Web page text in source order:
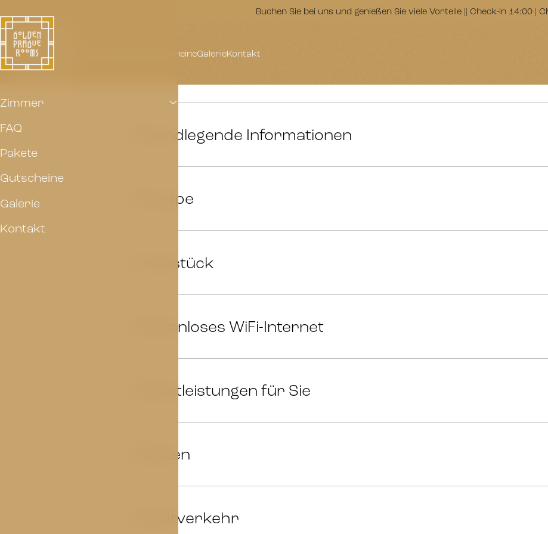
Buchen Sie bei uns und genießen Sie viele Vorteile || Check-in 14:00 |
GutscheineGalerieKontakt
Zimmer
FAQ
Pakete
Gutscheine
Galerie
Kontakt
Grundlegende Informationen
Gruppe
Frühstück
Kostenloses WiFi-Internet
Dienstleistungen für Sie
Parken
Stadtverkehr